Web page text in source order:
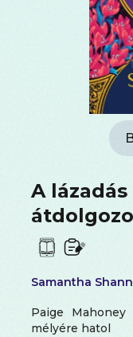
A
Samantha
Paige Mahoney
mélyére hatol